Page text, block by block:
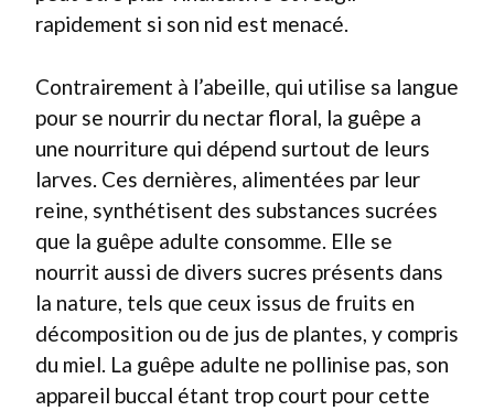
rapidement si son nid est menacé.
Contrairement à l’abeille, qui utilise sa langue
pour se nourrir du nectar floral, la guêpe a
une nourriture qui dépend surtout de leurs
larves. Ces dernières, alimentées par leur
reine, synthétisent des substances sucrées
que la guêpe adulte consomme. Elle se
nourrit aussi de divers sucres présents dans
la nature, tels que ceux issus de fruits en
décomposition ou de jus de plantes, y compris
du miel. La guêpe adulte ne pollinise pas, son
appareil buccal étant trop court pour cette